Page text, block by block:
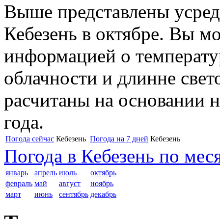
Выше представлены
Кебезень в октябре. Вы
информацией о
облачности и длинне
расчитаны на основании
года.
Погода сейчас Кебезень Погода на 7 дней Кебезень
Погода в Кебезень по
январь апрель июль
октябрь
февраль май август
ноябрь
март
июнь сентябрь декабрь